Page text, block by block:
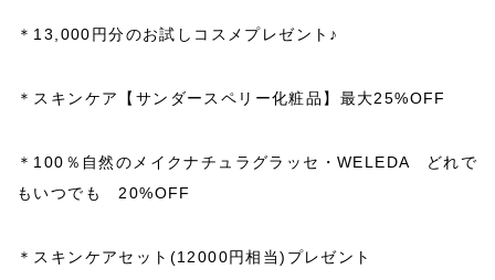
＊13,000円分のお試しコスメプレゼント♪
＊スキンケア【サンダースペリー化粧品】最大25%OFF
＊100％自然のメイクナチュラグラッセ・WELEDA どれで
もいつでも 20%OFF
＊スキンケアセット(12000円相当)プレゼント